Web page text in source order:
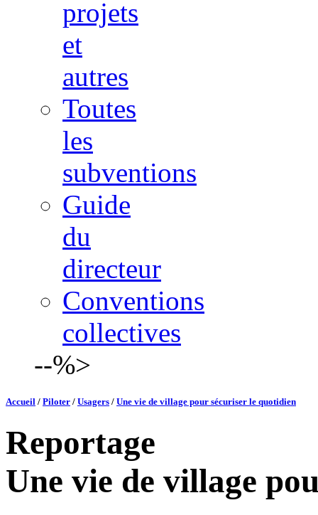
projets
et
autres
Toutes
les
subventions
Guide
du
directeur
Conventions
collectives
--%>
Accueil / Piloter / Usagers / Une vie de village pour sécuriser le quotidien
Reportage
Une vie de village